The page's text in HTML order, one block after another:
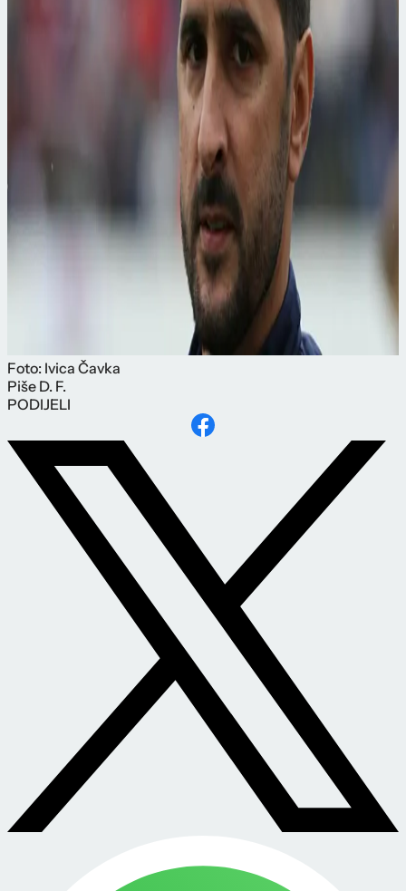
Foto: Ivica Čavka
Piše D. F.
PODIJELI